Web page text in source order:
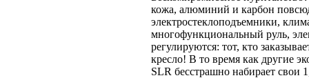
кожа, алюминий и карбон
электростеклоподъемники,
многофункциональный руль,
регулируются: тот, кто
кресло! В то время как другие
SLR бесстрашно набирает свои